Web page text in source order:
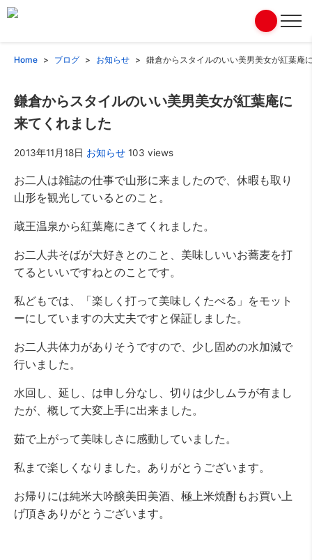
Home ブログ お知らせ 鎌倉からスタイルのいい美男美女が紅葉庵
鎌倉からスタイルのいい美男美女が紅葉庵に
来てくれました
2013年11月18日 お知らせ 103 views
お二人は雑誌の仕事で山形に来ましたので、休暇も取り
山形を観光しているとのこと。
蔵王温泉から紅葉庵にきてくれました。
お二人共そばが大好きとのこと、美味しいいお蕎麦を打
てるといいですねとのことです。
私どもでは、「楽しく打って美味しくたべる」をモット
ーにしていますの大丈夫ですと保証しました。
お二人共体力がありそうですので、少し固めの水加減で
行いました。
水回し、延し、は申し分なし、切りは少しムラが有まし
たが、概して大変上手に出来ました。
茹で上がって美味しさに感動していました。
私まで楽しくなりました。ありがとうございます。
お帰りには純米大吟醸美田美酒、極上米焼酎もお買い上
げ頂きありがとうございます。